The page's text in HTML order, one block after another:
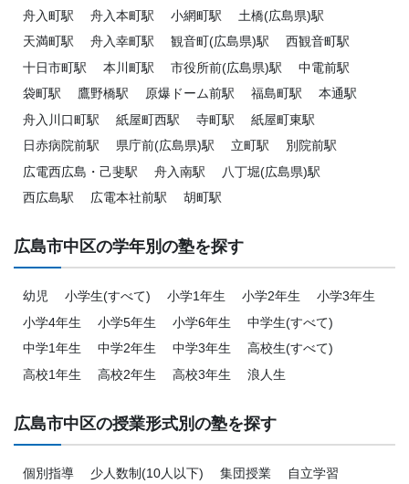
舟入町駅 舟入本町駅 小網町駅
土橋(広島県)駅
天満町駅
舟入幸町駅 観音町(広島県)駅
西観音町駅
十日市町駅
本川町駅 市役所前(広島県)駅
中電前駅
袋町駅
鷹野橋駅 原爆ドーム前駅 福島町駅
本通駅
舟入川口町駅
紙屋町西駅 寺町駅
紙屋町東駅
日赤病院前駅
県庁前(広島県)駅 立町駅
別院前駅
広電西広島・己斐駅
舟入南駅
八丁堀(広島県)駅
西広島駅
広電本社前駅 胡町駅
広島市中区の学年別の塾を探す
幼児 小学生(すべて) 小学1年生 小学2年生
小学3年生
小学4年生
小学5年生 小学6年生
中学生(すべて)
中学1年生
中学2年生 中学3年生
高校生(すべて)
高校1年生
高校2年生 高校3年生 浪人生
広島市中区の授業形式別の塾を探す
個別指導 少人数制(10人以下) 集団授業
自立学習